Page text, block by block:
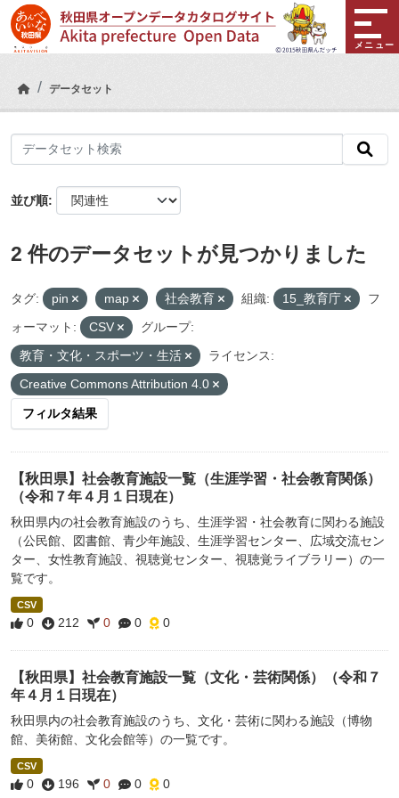
Skip to main content
メニュー
データセット
並び順
2 件のデータセットが見つかりました
タグ: pin map 社会教育 組織: 15_教育庁
フ
ォーマット:
CSV
グループ:
教育・文化・スポーツ・生活
ライセンス:
Creative Commons Attribution 4.0
フィルタ結果
【秋田県】社会教育施設一覧（生涯学習・社会教育関係）
（令和７年４月１日現在）
秋田県内の社会教育施設のうち、生涯学習・社会教育に関わる施設
（公民館、図書館、青少年施設、生涯学習センター、広域交流セン
ター、女性教育施設、視聴覚センター、視聴覚ライブラリー）の一
覧です。
CSV
0 212 0 0 0
【秋田県】社会教育施設一覧（文化・芸術関係）（令和７
年４月１日現在）
秋田県内の社会教育施設のうち、文化・芸術に関わる施設（博物
館、美術館、文化会館等）の一覧です。
CSV
0 196 0 0 0